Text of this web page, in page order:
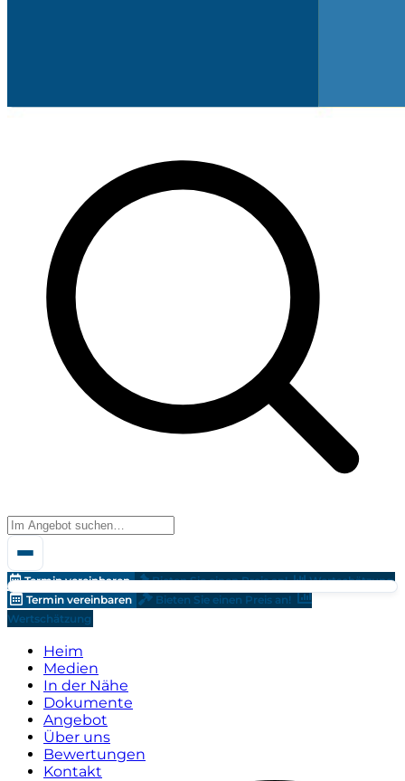
Termin vereinbaren Bieten Sie einen Preis an!
Wertschätzung
Termin vereinbaren
Bieten Sie einen Preis an!
Wertschätzung
Heim
Medien
In der Nähe
Dokumente
Angebot
Über uns
Bewertungen
Kontakt